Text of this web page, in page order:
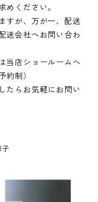
めください。
すが、万が一、配送
送会社へお問い合わ
当店ショールームへ
制）
たらお気軽にお問い